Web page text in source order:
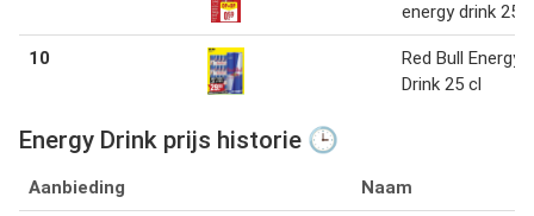
energy drink 25
10
Red Bull Energy
Drink 25 cl
Energy Drink prijs historie 🕒
Aanbieding Naam